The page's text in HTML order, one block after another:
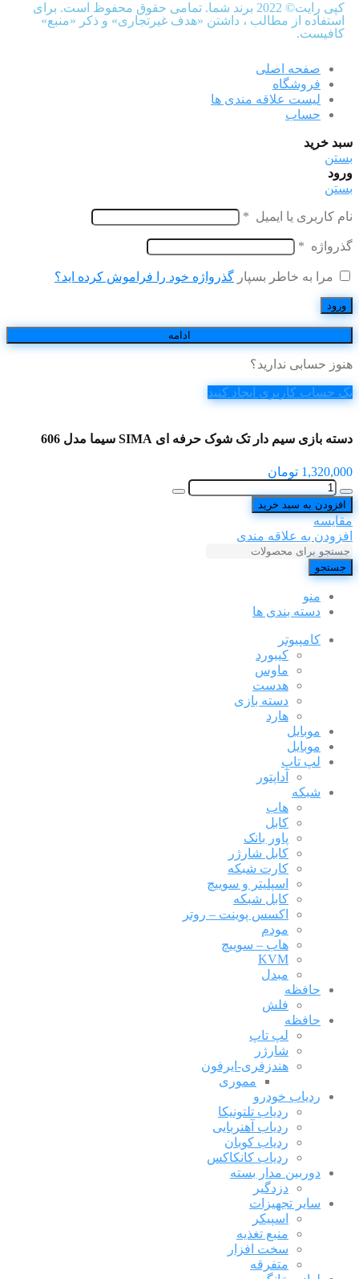
کپی رایت© 2022 برند شما. تمامی حقوق محفوظ است. برای
استفاده از مطالب ، داشتن «هدف غیرتجاری» و ذکر «منبع»
کافیست.
صفحه اصلی
فروشگاه
لیست علاقه مندی ها
حساب
سبد خرید
بستن
ورود
بستن
نام کاربری یا ایمیل *
گذرواژه *
مرا به خاطر بسپار گذرواژه خود را فراموش کرده اید؟
ورود
ادامه
هنوز حسابی ندارید؟
یک حساب کاربری ایجاد کنید
دسته بازی سیم دار تک شوک حرفه ای SIMA سیما مدل 606
1,320,000 تومان
افزودن به سبد خرید
مقایسه
افزودن به علاقه مندی
جستجو
منو
دسته بندی ها
کامپیوتر
کیبورد
ماوس
هدست
دسته بازی
هارد
موبایل
موبایل
لپ تاپ
آداپتور
شبکه
هاب
کابل
پاور بانک
کابل شارژر
کارت شبکه
اسپلیتر و سوییچ
کابل شبکه
اکسس پوینت – روتر
مودم
هاب – سوییچ
KVM
مبدل
حافظه
فلش
حافظه
لپ تاپ
شارژر
هندزفری-ایرفون
مموری
ردیاب خودرو
ردیاب تلتونیکا
ردیاب آهنربایی
ردیاب کوبان
ردیاب کانکاکس
دوربین مدار بسته
دزدگیر
سایر تجهیزات
اسپیکر
منبع تغذیه
سخت افزار
متفرقه